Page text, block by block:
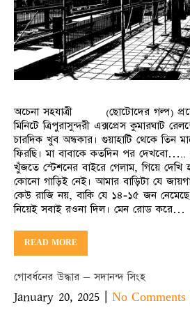
অচেনা সহযাত্রী (ছোটোদের গল্প)
মিনিটে ত্রিপুরাসুন্দরী এক্সপ্রেস কুমারঘাট
চারদিক খুব অন্ধকার। গুয়াহাটি থেকে তিন
ফিরছি। মা বাবাকে কতদিন পর দেখবো…..
খুঁজতে স্টেশনের বাইরে গেলাম, গিয়ে দেখি
কোনো গাড়িই নেই। আমার বাড়িটা যে
কেউ রাজি নয়, বাকি যে ১৪-১৫ জন
নিয়েই সবাই রওনা দিল। মেন রোড করে…
READ MORE
গোবর্ধনের উদ্ধার – সদানন্দ সিংহ
January 20, 2025 | No Comments